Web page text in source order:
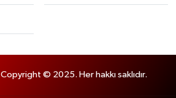
Copyright © 2025. Her hakkı saklıdır.